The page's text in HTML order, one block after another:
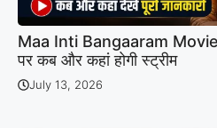
Maa Inti Bangaaram
पर कब और कहां होगी स्ट्रीम
July 13, 2026